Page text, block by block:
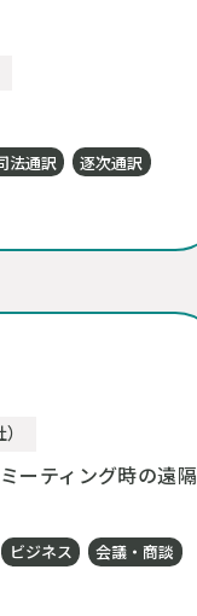
法通訳 逐次通訳
ーティング時の遠隔
ビジネス
会議・商談